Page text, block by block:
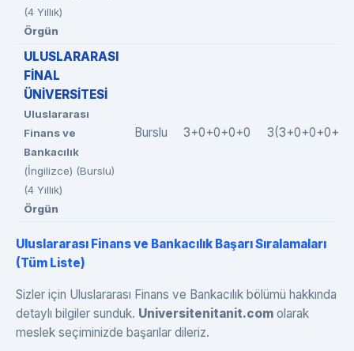
(4 Yıllık)
Örgün
ULUSLARARASI
FİNAL
ÜNİVERSİTESİ
Uluslararası
Finans ve
Bankacılık
(İngilizce) (Burslu)
(4 Yıllık)
Örgün
Burslu 3+0+0+0+0 3(3+0+0+0+0)
Uluslararası Finans ve Bankacılık Başarı Sıralamaları
(Tüm Liste)
Sizler için Uluslararası Finans ve Bankacılık bölümü hakkında
detaylı bilgiler sunduk. Universitenitanit.com olarak
meslek seçiminizde başarılar dileriz.